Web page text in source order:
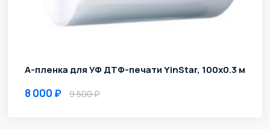
А-пленка для УФ ДТФ-печати YinStar, 100х0.3 м
8 000 9 500